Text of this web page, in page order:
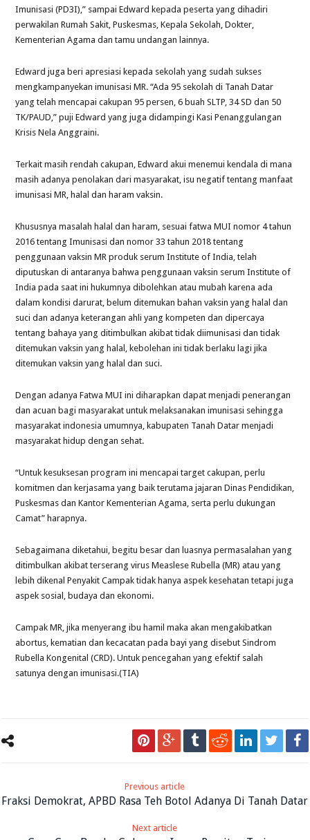
Imunisasi (PD3I),” sampai Edward kepada peserta yang dihadiri
perwakilan Rumah Sakit, Puskesmas, Kepala Sekolah, Dokter,
Kementerian Agama dan tamu undangan lainnya.
Edward juga beri apresiasi kepada sekolah yang sudah sukses
mengkampanyekan imunisasi MR. “Ada 95 sekolah di Tanah Datar
yang telah mencapai cakupan 95 persen, 6 buah SLTP, 34 SD dan 50
TK/PAUD,” puji Edward yang juga didampingi Kasi Penanggulangan
Krisis Nela Anggraini.
Terkait masih rendah cakupan, Edward akui menemui kendala di mana
masih adanya penolakan dari masyarakat, isu negatif tentang manfaat
imunisasi MR, halal dan haram vaksin.
Khususnya masalah halal dan haram, sesuai fatwa MUI nomor 4 tahun
2016 tentang Imunisasi dan nomor 33 tahun 2018 tentang
penggunaan vaksin MR produk serum Institute of India, telah
diputuskan di antaranya bahwa penggunaan vaksin serum Institute of
India pada saat ini hukumnya dibolehkan atau mubah karena ada
dalam kondisi darurat, belum ditemukan bahan vaksin yang halal dan
suci dan adanya keterangan ahli yang kompeten dan dipercaya
tentang bahaya yang ditimbulkan akibat tidak diimunisasi dan tidak
ditemukan vaksin yang halal, kebolehan ini tidak berlaku lagi jika
ditemukan vaksin yang halal dan suci.
Dengan adanya Fatwa MUI ini diharapkan dapat menjadi penerangan
dan acuan bagi masyarakat untuk melaksanakan imunisasi sehingga
masyarakat indonesia umumnya, kabupaten Tanah Datar menjadi
masyarakat hidup dengan sehat.
“Untuk kesuksesan program ini mencapai target cakupan, perlu
komitmen dan kerjasama yang baik terutama jajaran Dinas Pendidikan,
Puskesmas dan Kantor Kementerian Agama, serta perlu dukungan
Camat” harapnya.
Sebagaimana diketahui, begitu besar dan luasnya permasalahan yang
ditimbulkan akibat terserang virus Measlese Rubella (MR) atau yang
lebih dikenal Penyakit Campak tidak hanya aspek kesehatan tetapi juga
aspek sosial, budaya dan ekonomi.
Campak MR, jika menyerang ibu hamil maka akan mengakibatkan
abortus, kematian dan kecacatan pada bayi yang disebut Sindrom
Rubella Kongenital (CRD). Untuk pencegahan yang efektif salah
satunya dengan imunisasi.(TIA)
Previous article
Fraksi Demokrat, APBD Rasa Teh Botol Adanya Di Tanah Datar
Next article